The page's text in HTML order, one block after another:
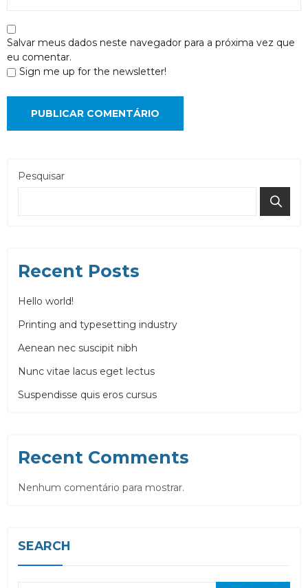
Salvar meus dados neste navegador para a próxima vez que
eu comentar.
Sign me up for the newsletter!
Pesquisar
Recent Posts
Hello world!
Printing and typesetting industry
Aenean nec suscipit nibh
Nunc vitae lacus eget lectus
Suspendisse quis eros cursus
Recent Comments
Nenhum comentário para mostrar.
SEARCH